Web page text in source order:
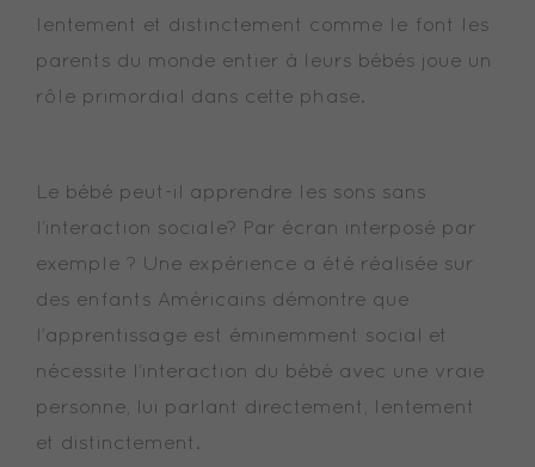
lentement et distinctement comme le font les
parents du monde entier à leurs bébés joue un
rôle primordial dans cette phase.
Le bébé peut-il apprendre les sons sans
l’interaction sociale? Par écran interposé par
exemple ? Une expérience a été réalisée sur
des enfants Américains démontre que
l’apprentissage est éminemment social et
nécessite l’interaction du bébé avec une vraie
personne, lui parlant directement, lentement
et distinctement.